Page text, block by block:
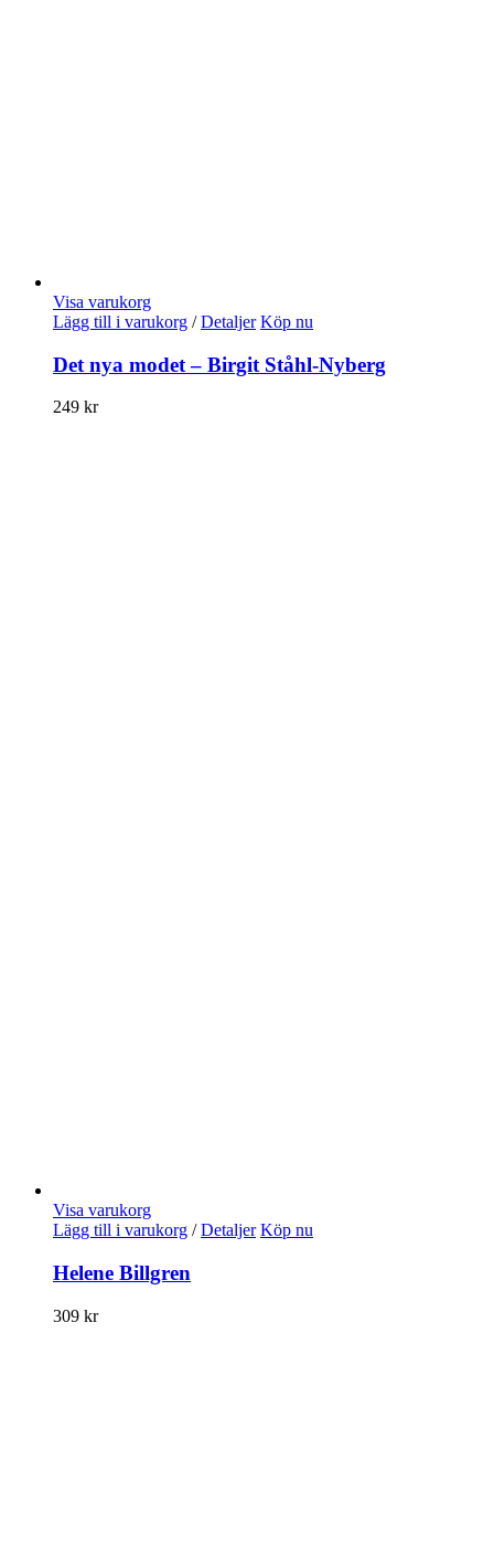
Visa varukorg
Lägg till i varukorg / Detaljer Köp nu
Det nya modet – Birgit Ståhl-Nyberg
249 kr
Visa varukorg
Lägg till i varukorg / Detaljer Köp nu
Helene Billgren
309 kr